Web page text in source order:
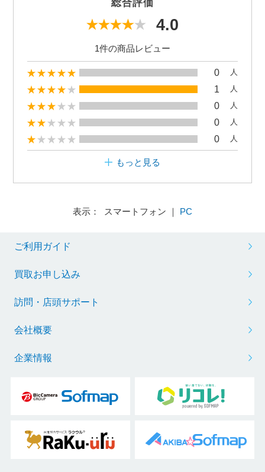
総合評価
4.0
1件の商品レビュー
0 人
1 人
0 人
0 人
0 人
もっと見る
表示： スマートフォン ｜ PC
ご利用ガイド
買取お申し込み
訪問・店頭サポート
会社概要
企業情報